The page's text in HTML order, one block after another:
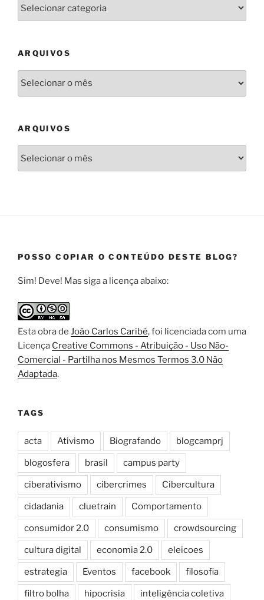
ARQUIVOS
ARQUIVOS
POSSO COPIAR O CONTEÚDO DESTE BLOG?
Sim! Deve! Mas siga a licença abaixo:
Estaobrade João Carlos Caribé, foi licenciada com uma
Licença Creative Commons - Atribuição - Uso Não-
Comercial - Partilha nos Mesmos Termos 3.0 Não
Adaptada.
TAGS
acta Ativismo Biografando blogcamprj
blogosfera brasil campus party
ciberativismo cibercrimes Cibercultura
cidadania cluetrain Comportamento
consumidor 2.0 consumismo crowdsourcing
cultura digital economia 2.0 eleicoes
estrategia Eventos facebook filosofia
filtro bolha hipocrisia inteligência coletiva